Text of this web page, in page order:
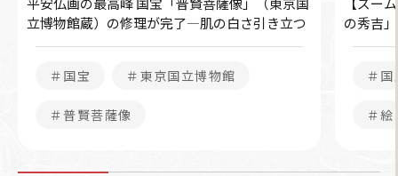
立博物館蔵）の修理が完了―肌の白さ引き立つ
＃国宝 ＃東京国立博物館
＃普賢菩薩像
の秀吉
＃国
＃絵